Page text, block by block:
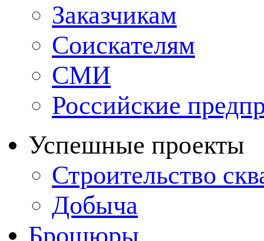
Заказчикам
Соискателям
СМИ
Российские
Успешные проекты
Строительство
Добыча